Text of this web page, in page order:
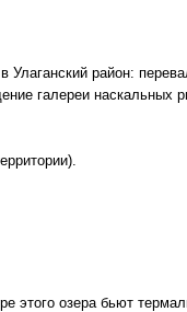
Улаганский район:
галереи наскальных
этого озера бьют